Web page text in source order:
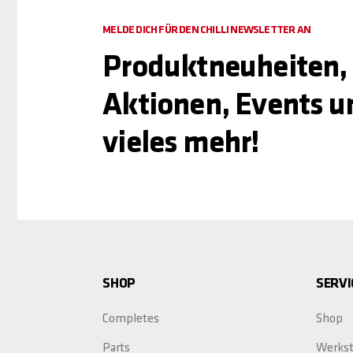
MELDE DICH FÜR DEN CHILLI NEWSLETTER AN
Produktneuheiten,
Aktionen, Events
vieles mehr!
SHOP
Completes
Parts
Shop